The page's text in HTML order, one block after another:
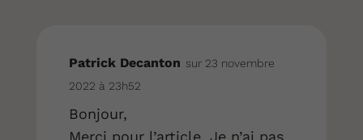
Patrick Decanton sur 23 novembre
2022 à 23h52
Bonjour,
Merci pour l’article. Je n’ai pas